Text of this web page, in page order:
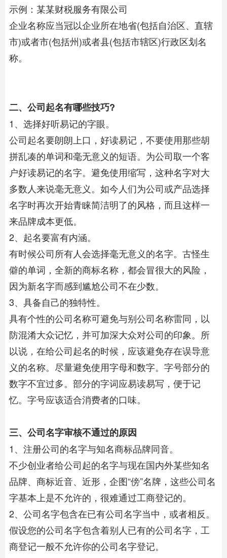
示例：某某财税服务有限公司
企业名称应当冠以企业所在地省(包括自治区、直辖
市)或者市(包括州)或者县(包括市辖区)行政区划名
称。
二、公司起名有哪些技巧?
1、选择好听易记的字眼。
公司起名要朗朗上口，好读易记，不要使用那些胡
拼乱凑的单词和毫无意义的短语。为公司取一个客
户好读易记的名字。避免使用缩写，这种名字对大
多数人来说毫无意义。如今人们为公司或产品选择
名字时再次开始青睐简洁明了的风格，而且这样一
来品牌成本更低。
2、起名要富有内涵。
有时候公司所有人会选择毫无意义的名字。古怪生
僻的单词，全新的商标名称，都会冒很大的风险，
因为新名字而感到尴尬公司不在少数。
3、具备自己的独特性。
具有个性的公司名称可避免与别公司名称雷同，以
防混淆大众记忆，并可加深大众对公司的印象。所
以说，在给公司起名的时候，应该避免存在误导意
义的名称。尽量避免使用字母和数字。字号部分的
数字不宜过多。部分的字词应易读易写，便于记
忆。字号应该适合消费者的口味。
三、公司名字审核不通过的原因
1、注册公司的名字与知名商标品牌同音。
不少创业者给公司起的名字与现在国内外某些知名
品牌、商标近音、近形，企图“傍”名牌，这些公司名
字基本上是不允许的，很难通过工商登记的。
2、公司名字包含在已有公司名字当中，或者相反。
假设您的公司名字包含着别人已有的公司名字，工
商登记一般不允许你的公司名字登记。